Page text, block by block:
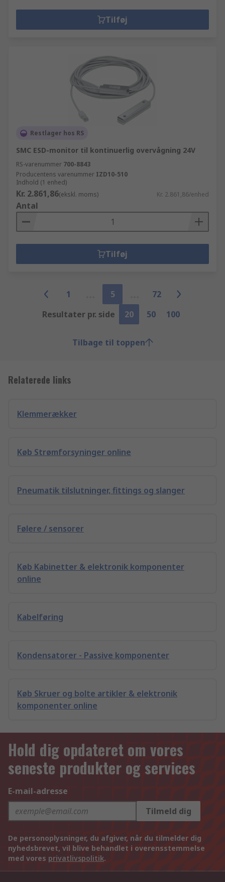
Tilføj
Restlager hos RS
SMC ESD-monitor til kontinuerlig overvågning 24V
RS-varenummer 700-8843
Producentens varenummer IZD10-510
Indhold (1 enhed)
Kr. 2.861,86(ekskl. moms) Kr. 2.861,86/enhed
Antal
Tilføj
1 5
72
Resultater pr. side
20 50 100
Tilbage til toppen
Relaterede links
Klemmerækker
Køb Strømforsyninger online
Pneumatik tilslutninger, fittings og slanger
Følere / sensorer
Køb Kabinetter & elektronik komponenter
online
Kabelføring
Kondensatorer - Passive komponenter
Køb Skruer og bolte artikler & elektronik
komponenter online
Hold dig opdateret om vores
seneste produkter og services
E-mail-adresse
Tilmeld dig
De personoplysninger, du afgiver, når du tilmelder dig
nyhedsbrevet, vil blive behandlet i overensstemmelse
med vores privatlivspolitik.